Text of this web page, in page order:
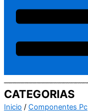
CATEGORIAS
Inicio / Componentes Pc